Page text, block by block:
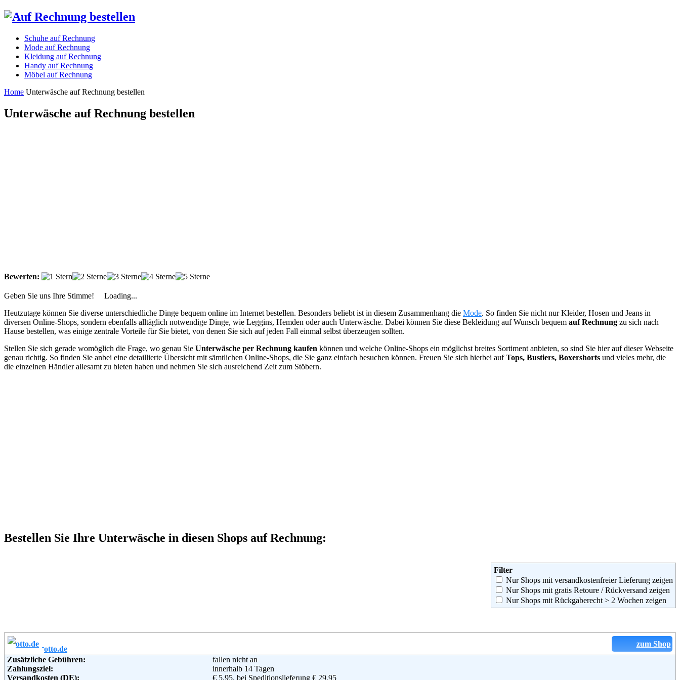
Schuhe auf Rechnung
Mode auf Rechnung
Kleidung auf Rechnung
Handy auf Rechnung
Möbel auf Rechnung
Home Unterwäsche auf Rechnung bestellen
Unterwäsche auf Rechnung bestellen
Bewerten:
Geben Sie uns Ihre Stimme!
Loading...
Heutzutage können Sie diverse unterschiedliche Dinge bequem online im Internet bestellen. Besonders beliebt ist in diesem Zusammenhang die Mode. So finden Sie nicht nur Kleider, Hosen und Jeans in
diversen Online-Shops, sondern ebenfalls alltäglich notwendige Dinge, wie Leggins, Hemden oder auch Unterwäsche. Dabei können Sie diese Bekleidung auf Wunsch bequem auf Rechnung zu sich nach
Hause bestellen, was einige zentrale Vorteile für Sie bietet, von denen Sie sich auf jeden Fall einmal selbst überzeugen sollten.
Stellen Sie sich gerade womöglich die Frage, wo genau Sie Unterwäsche per Rechnung kaufen können und welche Online-Shops ein möglichst breites Sortiment anbieten, so sind Sie hier auf dieser Webseite
genau richtig. So finden Sie anbei eine detaillierte Übersicht mit sämtlichen Online-Shops, die Sie ganz einfach besuchen können. Freuen Sie sich hierbei aufTops, Bustiers, Boxershorts und vieles mehr, die
die einzelnen Händler allesamt zu bieten haben und nehmen Sie sich ausreichend Zeit zum Stöbern.
Bestellen Sie Ihre Unterwäsche in diesen Shops auf Rechnung:
Filter
Nur Shops mit versandkostenfreier Lieferung zeigen
Nur Shops mit gratis Retoure / Rückversand zeigen
Nur Shops mit Rückgaberecht > 2 Wochen zeigen
zum Shop
otto.de
Zusätzliche Gebühren:
fallen nicht an
Zahlungsziel:
innerhalb 14 Tagen
Versandkosten (DE):
€ 5,95, bei Speditionslieferung € 29,95